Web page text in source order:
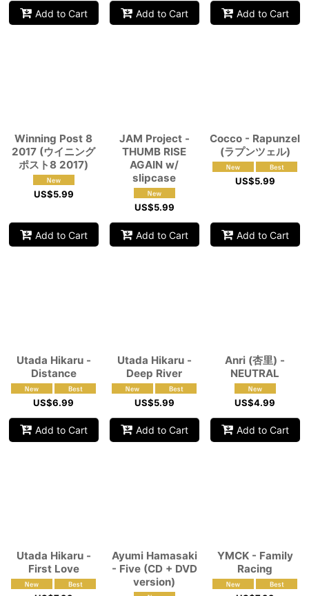
Add to Cart Add to Cart Add to Cart
Winning Post 8
2017 (ウイニング
ポスト8 2017)
US$5.99
Add to Cart
JAM Project -
THUMB RISE
AGAIN w/
slipcase
US$5.99
Add to Cart
Cocco - Rapunzel
(ラプンツェル)
US$5.99
Add to Cart
Utada Hikaru -
Distance
US$6.99
Add to Cart
Utada Hikaru -
Deep River
US$5.99
Add to Cart
Anri (杏里) -
NEUTRAL
US$4.99
Add to Cart
Utada Hikaru -
First Love
Ayumi Hamasaki
- Five (CD + DVD
version)
YMCK - Family
Racing